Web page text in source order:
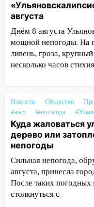
на улице
светофор
14:14 Студента
мошенники под
14:12 Куда
13:59
В Новом
ветром сорвало
строящегося
13:54 В мэрии
как устраняют
шторма
13:49 Стихия
Ульяновск:
Орджоникидзе
августа
Днём 8 августа
мощной непогоды. На
ливень, гроза,
несколько часов стихия
Новости Общество
#жкх
#непогода
Куда жаловаться
дерево или
непогоды
Сильная непогода,
августа, принесла
После таких погодных
столкнуться с